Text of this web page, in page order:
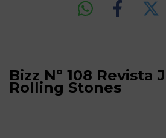
Bizz Nº 108 Revista
Rolling Stones